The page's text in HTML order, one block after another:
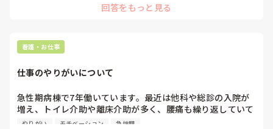
お給料が増えて羨ましいです。
採用面接に関わることがしばしばありますが、お仕事に対する
前向きな姿勢の方に魅力を感じます。
迷っていらっしゃるとのことですので、もちさんを高める転職
理由を整理されてはいかがでしょうか？
回答をもっと見る
看護・お仕事
仕事のやりがいについて
急性期病棟で7年働いています。最近は他科や総診の入院が
増え、トイレ介助や離床介助が多く、腰痛も繰り返していて
「私は何のために働いているんだろう」と感じることがあり
やりがい モチベーション 急性期